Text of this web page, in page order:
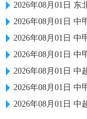
2026年08月01日 东
2026年08月01日 中
2026年08月01日 中
2026年08月01日 中
2026年08月01日 中
2026年08月01日 中
2026年08月01日 中